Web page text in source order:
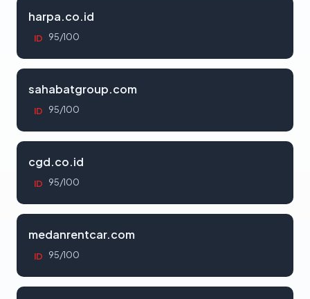
harpa.co.id
ID 95/100
sahabatgroup.com
ID 95/100
cgd.co.id
ID 95/100
medanrentcar.com
ID 95/100